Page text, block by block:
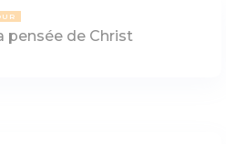
pensée de Christ